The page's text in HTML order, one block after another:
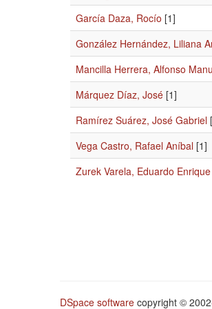
García Daza, Rocío [1]
González Hernández, Liliana
Mancilla Herrera, Alfonso
Márquez Díaz, José [1]
Ramírez Suárez, José Gabriel
Vega Castro, Rafael Aníbal [1]
Zurek Varela, Eduardo
DSpace software copyright ©